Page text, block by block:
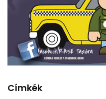
Címkék